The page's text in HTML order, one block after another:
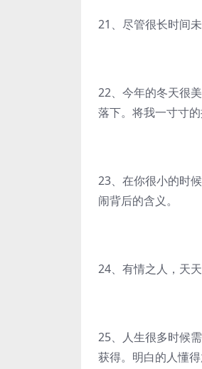
21、尽管很长时间
22、今年的冬天很
落下。将我一寸寸
23、在你很小的时
闹背后的含义。
24、有情之人，天
25、人生很多时候
获得。明白的人懂